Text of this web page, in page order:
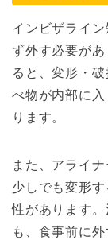
インビザライ
ず外す必要が
ると、変形・
べ物が内部に
ります。
また、アライ
少しでも変形
性があります
も、食事前に